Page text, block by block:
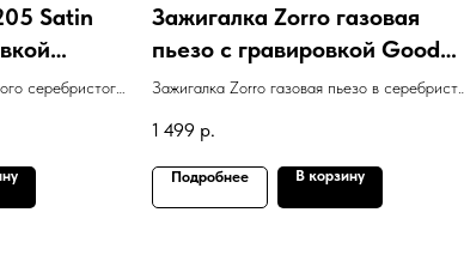
Satin
серебристого
Зажигалка Zorro газовая
пьезо с гравировкой Good
Luck
Зажигалка Zorro газовая пьезо в серебристо-
1 499 р.
Подробнее В корзину